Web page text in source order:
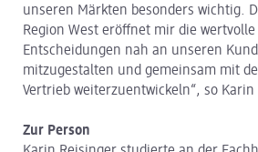
unseren Märkten besonders wichtig.
Region West eröffnet mir die
Entscheidungen nah an unseren
mitzugestalten und gemeinsam mit
Vertrieb weiterzuentwickeln“, so Karin
Zur Person